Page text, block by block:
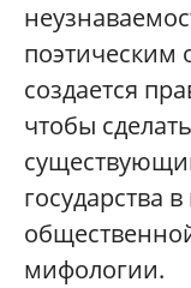
поэтическим
создается
чтобы
государства
мифологии.